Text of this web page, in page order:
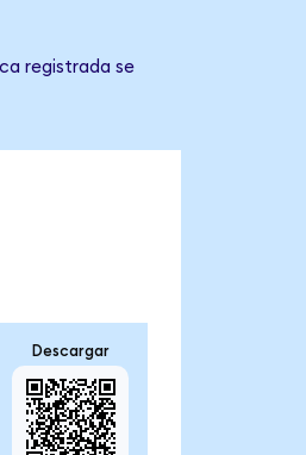
registrada se
Descargar